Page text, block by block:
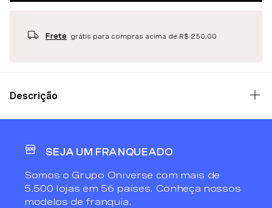
Frete grátis para compras acima de R$ 250,00
Descrição
SEJA UM FRANQUEADO
Somos o Grupo Oniverse com mais de
5.500 lojas em 56 países. Conheça nossos
modelos de franquia.